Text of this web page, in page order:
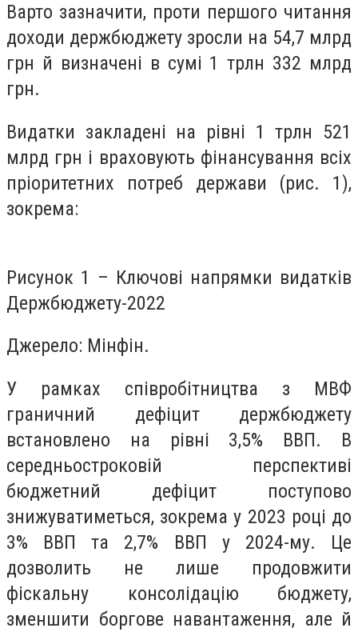
Варто зазначити, проти першого читання
доходи держбюджету зросли на 54,7 млрд
грн й визначені в сумі 1 трлн 332 млрд
грн.
Видатки закладені на рівні 1 трлн 521
млрд грн і враховують фінансування всіх
пріоритетних потреб держави (рис. 1),
зокрема:
Рисунок 1 – Ключові напрямки видатків
Держбюджету-2022
Джерело: Мінфін.
У рамках співробітництва з МВФ
граничний дефіцит держбюджету
встановлено на рівні 3,5% ВВП. В
середньостроковій перспективі
бюджетний дефіцит поступово
знижуватиметься, зокрема у 2023 році до
3% ВВП та 2,7% ВВП у 2024-му. Це
дозволить не лише продовжити
фіскальну консолідацію бюджету,
зменшити боргове навантаження, але й